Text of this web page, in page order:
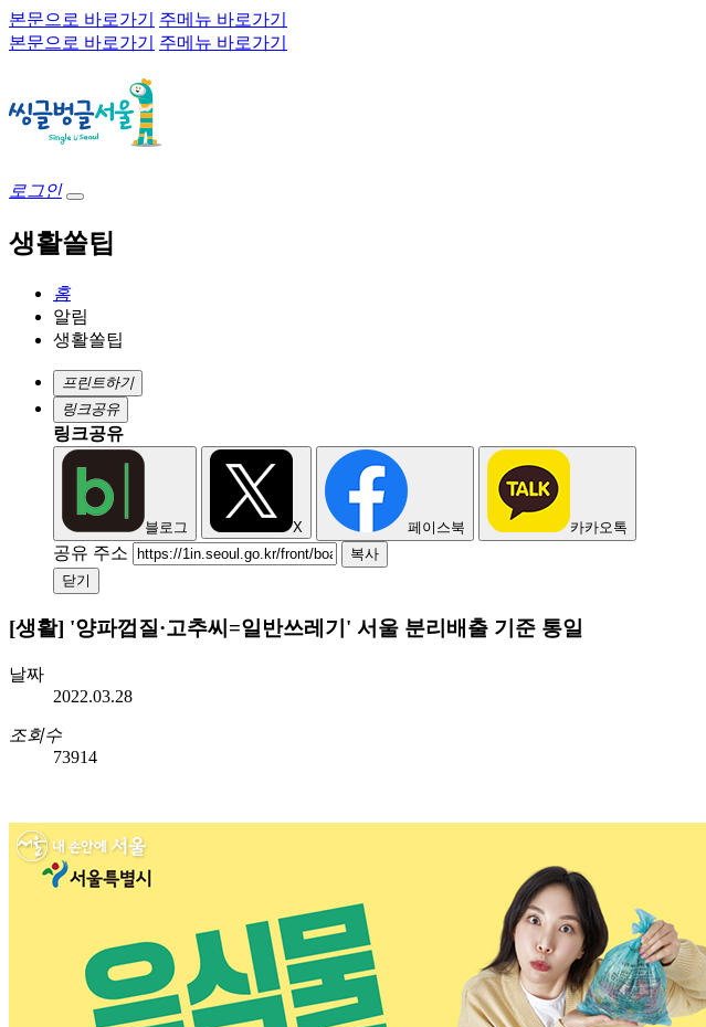
본문으로 바로가기
주메뉴 바로가기
본문으로 바로가기
주메뉴 바로가기
로그인
생활쏠팁
홈
알림
생활쏠팁
프린트하기
링크공유
링크공유
블로그 X 페이스북 카카오톡
공유 주소
복사
닫기
[생활] '양파껍질·고추씨=일반쓰레기' 서울 분리배출 기준 통일
날짜
2022.03.28
조회수
73914